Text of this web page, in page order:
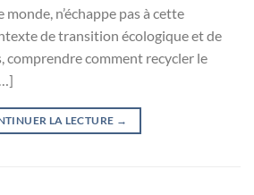
n’échappe pas à cette
de transition écologique et de
comprendre comment recycler le
LA LECTURE →